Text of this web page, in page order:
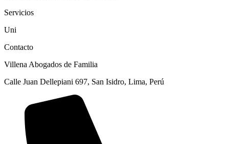
Servicios
Uni
Contacto
Villena Abogados de Familia
Calle Juan Dellepiani 697, San Isidro, Lima, Perú